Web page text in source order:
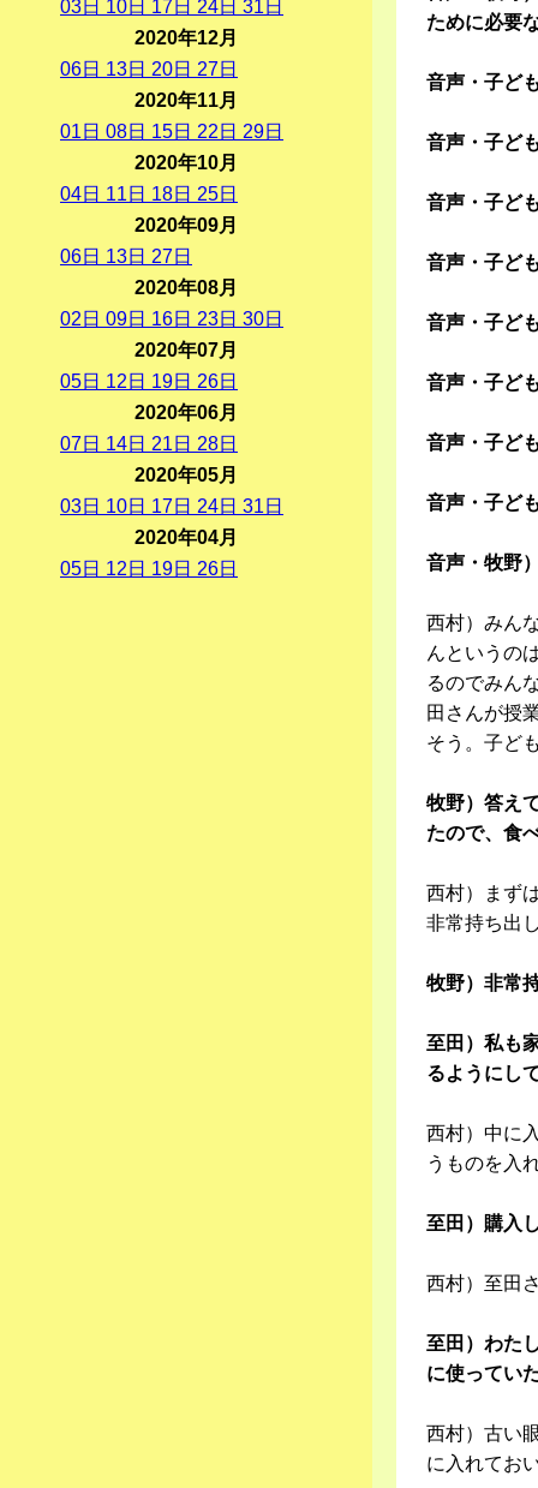
ために必要
音声・子ど
音声・子ど
音声・子ど
音声・子ど
音声・子ど
音声・子ど
音声・子ど
音声・子ど
音声・牧野
西村）みん
んというの
るのでみん
田さんが授
そう。子ど
牧野）答え
たので、食
西村）まず
非常持ち出
牧野）非常
至田）私も
るようにし
西村）中に
うものを入
至田）購入
西村）至田
至田）わた
に使ってい
西村）古い
に入れてお
03日 10日 17 日 24日 31 日
2020年12月
06日 13日 20日 27日
2020年11月
01 日 08日 15日 22 日 29日
2020年10月
04日 11 日 18日 25日
2020年09月
06日 13日 27日
2020年08月
02 日 09日 16日 23日 30日
2020年07月
05日 12 日 19日 26日
2020年06月
07日 14日 21 日 28日
2020年05月
03日 10日 17日 24日 31 日
2020年04月
05日 12 日 19日 26日